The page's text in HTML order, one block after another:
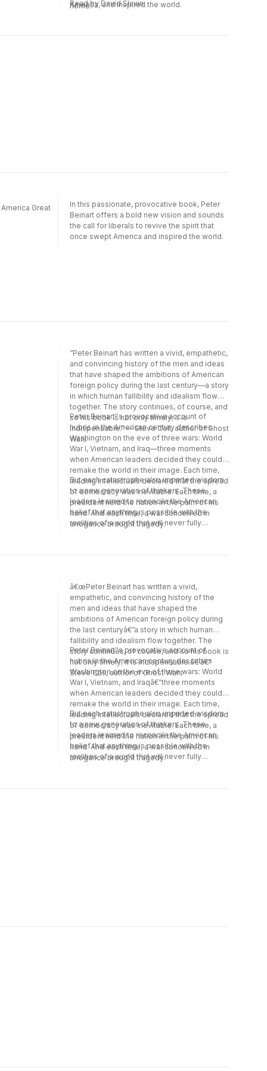
home.
America, and inspired the world.
Read by David Slavin
Great
In this passionate, provocative book, Peter
Beinart offers a bold new vision and sounds
the call for liberals to revive the spirit that
once swept America and inspired the world.
“Peter Beinart has written a vivid, empathetic,
and convincing history of the men and ideas
that have shaped the ambitions of American
foreign policy during the last century—a story
in which human fallibility and idealism flow
together. The story continues, of course, and
so his book is not only timely; it is
indispensable.” — Steve Coll, author of Ghost
Wars
Peter Beinart''s provocative account of
hubris in the American century describes
Washington on the eve of three wars: World
War I, Vietnam, and Iraq—three moments
when American leaders decided they could
remake the world in their image. Each time,
leading intellectuals declared that the spread
of democracy was inevitable. Each time, a
president held the nation in the palm of his
hand. And each time, a war conceived in
arrogance brought tragedy.
But each catastrophe also imparted wisdom
to a new generation of thinkers. These
leaders learned to reconcile the American
belief that anything is possible with the
realities of a world that will never fully
today.
â€œPeter Beinart has written a vivid,
empathetic, and convincing history of the
men and ideas that have shaped the
ambitions of American foreign policy during
the last centuryâ€”a story in which human
fallibility and idealism flow together. The
story continues, of course, and so his book is
not only timely; it is indispensable.â€ â€”
Steve Coll, author of Ghost Wars
Peter Beinart''s provocative account of
hubris in the American century describes
Washington on the eve of three wars: World
War I, Vietnam, and Iraqâ€”three moments
when American leaders decided they could
remake the world in their image. Each time,
leading intellectuals declared that the spread
of democracy was inevitable. Each time, a
president held the nation in the palm of his
hand. And each time, a war conceived in
arrogance brought tragedy.
But each catastrophe also imparted wisdom
to a new generation of thinkers. These
leaders learned to reconcile the American
belief that anything is possible with the
realities of a world that will never fully
today.